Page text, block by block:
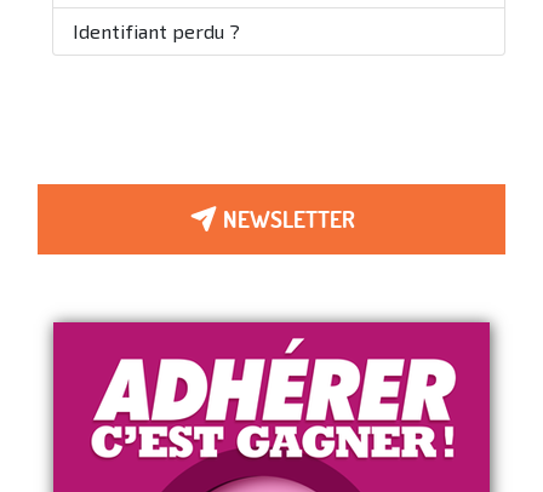
Identifiant perdu ?
NEWSLETTER